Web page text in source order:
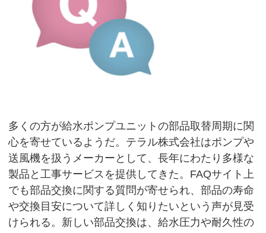
多くの方が給水ポンプユニットの部品取替周期に関
心を寄せているようだ。テラル株式会社はポンプや
送風機を扱うメーカーとして、長年にわたり多様な
製品と工事サービスを提供してきた。FAQサイト上
でも部品交換に関する質問が寄せられ、部品の寿命
や交換目安について詳しく知りたいという声が見受
けられる。新しい部品交換は、給水圧力や耐久性の